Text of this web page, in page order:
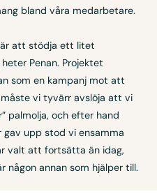
bland våra medarbetare.
att stödja ett litet
Penan. Projektet
som en kampanj mot att
måste vi tyvärr avslöja att vi
palmolja, och efter hand
gav upp stod vi ensamma
valt att fortsätta än idag,
någon annan som hjälper till.